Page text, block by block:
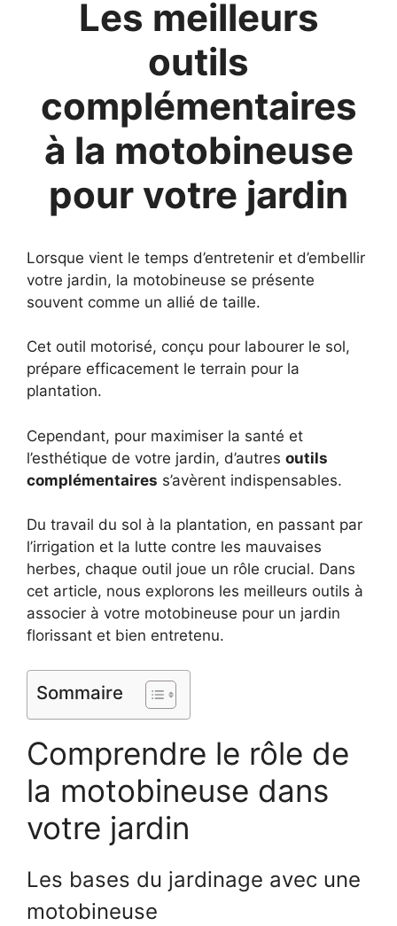
Les meilleurs
outils
complémentaires
à la motobineuse
pour votre jardin
Lorsque vient le temps d’entretenir et d’embellir
votre jardin, la motobineuse se présente
souvent comme un allié de taille.
Cet outil motorisé, conçu pour labourer le sol,
prépare efficacement le terrain pour la
plantation.
Cependant, pour maximiser la santé et
l’esthétique de votre jardin, d’autres outils
complémentaires s’avèrent indispensables.
Du travail du sol à la plantation, en passant par
l’irrigation et la lutte contre les mauvaises
herbes, chaque outil joue un rôle crucial. Dans
cet article, nous explorons les meilleurs outils à
associer à votre motobineuse pour un jardin
florissant et bien entretenu.
Sommaire
Comprendre le rôle de
la motobineuse dans
votre jardin
Les bases du jardinage avec une
motobineuse